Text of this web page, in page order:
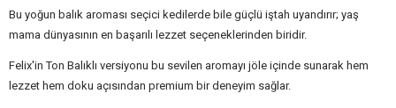
Bu yoğun balık aroması seçici kedilerde bile güçlü iştah uyandırır; yaş
mama dünyasının en başarılı lezzet seçeneklerinden biridir.
Felix'in Ton Balıklı versiyonu bu sevilen aromayı jöle içinde sunarak hem
lezzet hem doku açısından premium bir deneyim sağlar.